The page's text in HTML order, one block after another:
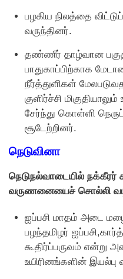
பழகிய நிலத்தை
வருந்தினர்.
தண்ணீர் தாழ்வான
பாதுகாப்பிற்காக
நீர்த்துளிகள்
குளிர்ச்சி
சேர்ந்து கொள்ளி
சூடேற்றினர்.
நெடுவினா
நெடுநல்வாடையில் நக்கீரர்
வருணனையைச் சொல்லி
ஐப்பசி மாதம் அடை
பழந்தமிழர்
கூதிர்ப்பருவம் என்று
உயிரினங்களின் இயல்பு